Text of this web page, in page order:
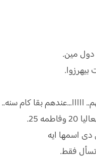
دول مين.
ااااا...عندهم بقا كام
25.
دى اسمها ايه
فقط.